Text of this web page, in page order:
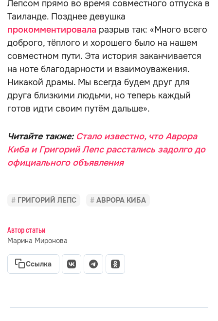
Лепсом прямо во время совместного отпуска в
Таиланде. Позднее девушка
прокомментировала разрыв так: «Много всего
доброго, тёплого и хорошего было на нашем
совместном пути. Эта история заканчивается
на ноте благодарности и взаимоуважения.
Никакой драмы. Мы всегда будем друг для
друга близкими людьми, но теперь каждый
готов идти своим путём дальше».
Читайте также: Стало известно, что Аврора
Киба и Григорий Лепс расстались задолго до
официального объявления
ГРИГОРИЙ ЛЕПС АВРОРА КИБА
Автор статьи
Марина Миронова
Ссылка